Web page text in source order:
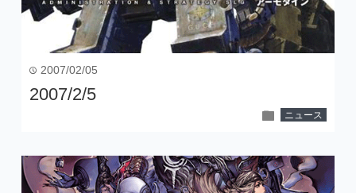
time 2007/02/05
2007/2/5
folder ニュース